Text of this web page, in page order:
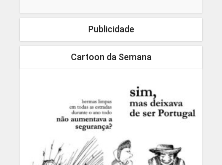
Publicidade
Cartoon da Semana